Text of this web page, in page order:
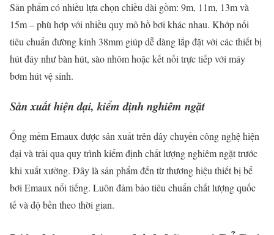
Sản phẩm có nhiều lựa chọn chiều dài gồm: 9m, 11m, 13m và
15m – phù hợp với nhiều quy mô hồ bơi khác nhau. Khớp nối
tiêu chuẩn đường kính 38mm giúp dễ dàng lắp đặt với các thiết bị
hút đáy như bàn hút, sào nhôm hoặc kết nối trực tiếp với máy
bơm hút vệ sinh.
Sản xuất hiện đại, kiểm định nghiêm ngặt
Ống mềm Emaux được sản xuất trên dây chuyền công nghệ hiện
đại và trải qua quy trình kiểm định chất lượng nghiêm ngặt trước
khi xuất xưởng. Đây là sản phẩm đến từ thương hiệu thiết bị bể
bơi Emaux nổi tiếng. Luôn đảm bảo tiêu chuẩn chất lượng quốc
tế và độ bền theo thời gian.